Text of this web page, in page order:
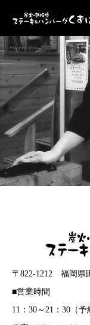
〒822-1212 福岡県
■営業時間
11：30～21：30（予